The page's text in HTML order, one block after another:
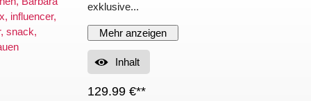
exklusive...
Mehr anzeigen
Inhalt
129.99 €**